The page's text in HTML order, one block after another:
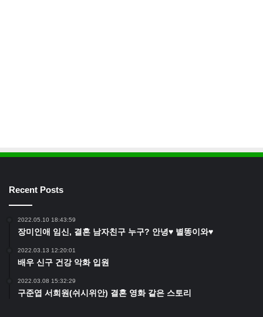
Recent Posts
2022.05.10 18:43:59
장미인애 임신, 결혼 남자친구 누구? 안녕♥ 별똥이와♥
2022.03.13 12:20:01
배우 신구 건강 악화 입원
2022.03.08 15:32:29
구준엽 서희원(쉬시위안) 결혼 영화 같은 스토리